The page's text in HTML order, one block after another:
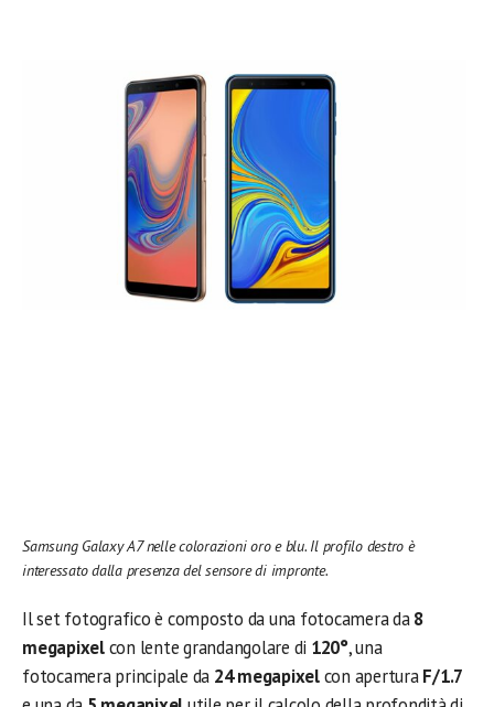
Samsung Galaxy A7 nelle colorazioni oro e blu. Il profilo destro è
interessato dalla presenza del sensore di impronte.
Il set fotografico è composto da una fotocamera da8
megapixelcon lente grandangolare di 120°, una
fotocamera principale da 24 megapixelcon aperturaF/1.7